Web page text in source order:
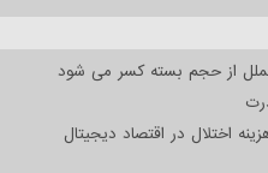
از حجم بسته کسر می شود
اختلال در اقتصاد دیجیتال